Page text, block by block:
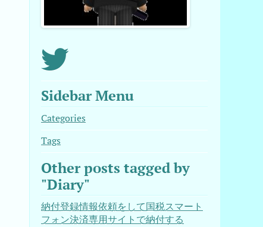
Sidebar Menu
Categories
Tags
Other posts tagged by
"Diary"
納付登録情報依頼をして国税スマート
フォン決済専用サイトで納付する